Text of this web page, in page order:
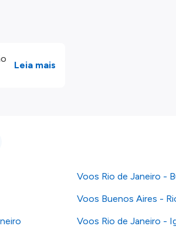
Leia mais
Voos Rio de Janeiro -
Voos Buenos Aires -
Voos Rio de Janeiro -